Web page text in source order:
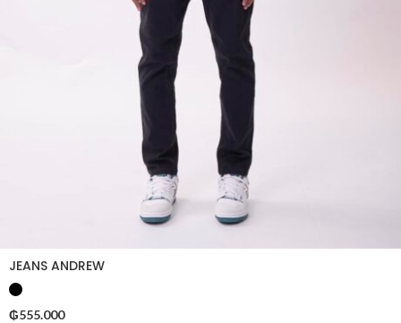
JEANS ANDREW
₲555.000